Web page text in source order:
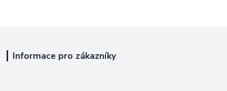
Informace pro zákazníky